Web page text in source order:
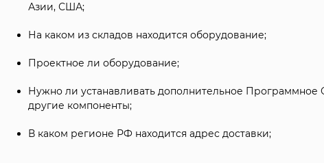
Азии, США;
На каком из складов находится оборудование;
Проектное ли оборудование;
Нужно ли устанавливать дополнительное
другие компоненты;
В каком регионе РФ находится адрес доставки;